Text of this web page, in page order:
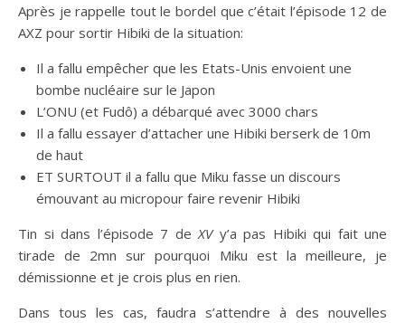
Après je rappelle tout le bordel que c’était l’épisode 12 de
AXZ pour sortir Hibiki de la situation:
Il a fallu empêcher que les Etats-Unis envoient une
bombe nucléaire sur le Japon
L’ONU (et Fudô) a débarqué avec 3000 chars
Il a fallu essayer d’attacher une Hibiki berserk de 10m
de haut
ET SURTOUT il a fallu que Miku fasse un discours
émouvant au micropour faire revenir Hibiki
Tin si dans l’épisode 7 de XVy’a pas Hibiki qui fait une
tirade de 2mn sur pourquoi Miku est la meilleure, je
démissionne et je crois plus en rien.
Dans tous les cas, faudra s’attendre à des nouvelles